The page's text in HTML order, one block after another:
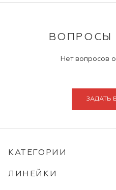
ВОПРОСЫ
Нет вопросов
ЗАДАТЬ
КАТЕГОРИИ
ЛИНЕЙКИ